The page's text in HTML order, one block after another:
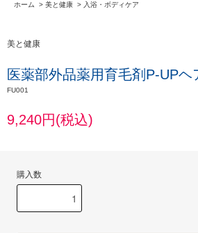
ホーム > 美と健康 > 入浴・ボディケア
美と健康
医薬部外品薬用育毛剤P-UPヘ
FU001
9,240円(税込)
購入数